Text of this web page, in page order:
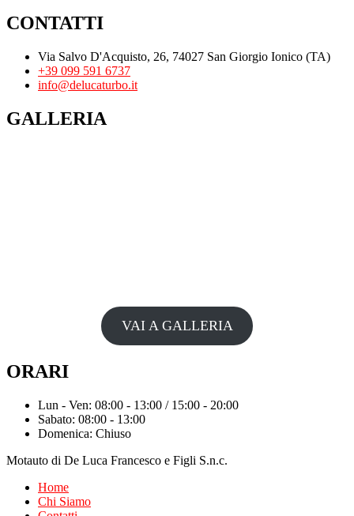
CONTATTI
Via Salvo D'Acquisto, 26, 74027 San Giorgio Ionico (TA)
+39 099 591 6737
info@delucaturbo.it
GALLERIA
VAI A GALLERIA
ORARI
Lun - Ven: 08:00 - 13:00 / 15:00 - 20:00
Sabato: 08:00 - 13:00
Domenica: Chiuso
Motauto di De Luca Francesco e Figli S.n.c.
Home
Chi Siamo